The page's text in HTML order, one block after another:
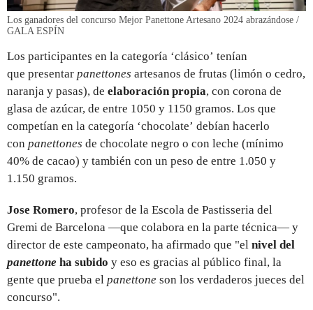
Los ganadores del concurso Mejor Panettone Artesano 2024 abrazándose /
GALA ESPÍN
Los participantes en la categoría ‘clásico’ tenían
que presentar panettones artesanos de frutas (limón o cedro,
naranja y pasas), de elaboración propia, con corona de
glasa de azúcar, de entre 1050 y 1150 gramos. Los que
competían en la categoría ‘chocolate’ debían hacerlo
con panettones de chocolate negro o con leche (mínimo
40% de cacao) y también con un peso de entre 1.050 y
1.150 gramos.
Jose Romero, profesor de la Escola de Pastisseria del
Gremi de Barcelona —que colabora en la parte técnica— y
director de este campeonato, ha afirmado que "el nivel del
panettone ha subido y eso es gracias al público final, la
gente que prueba el panettone son los verdaderos jueces del
concurso".